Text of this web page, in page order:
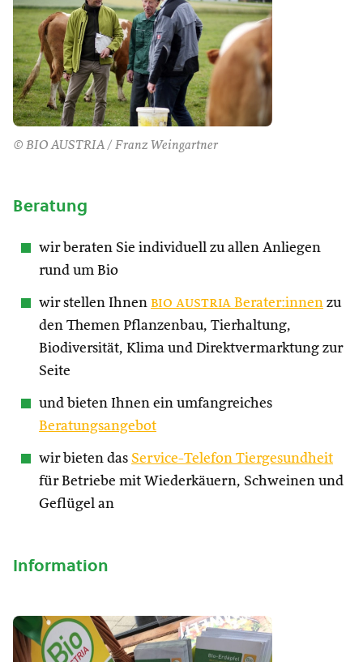
© BIO AUSTRIA / Franz Weingartner
Beratung
wir beraten Sie individuell zu allen Anliegen
rund um Bio
wir stellen Ihnen bio austria Berater:innen zu
den Themen Pflanzenbau, Tierhaltung,
Biodiversität, Klima und Direktvermarktung zur
Seite
und bieten Ihnen ein umfangreiches
Beratungsangebot
wir bieten das Service-Telefon Tiergesundheit
für Betriebe mit Wiederkäuern, Schweinen und
Geflügel an
Information